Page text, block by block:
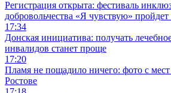
Регистрация открыта: фестиваль
добровольчества «Я чувствую»
17:34
Донская инициатива: получать
инвалидов станет проще
17:20
Пламя не пощадило ничего: фото с
Ростове